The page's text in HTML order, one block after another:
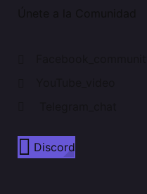
Discord